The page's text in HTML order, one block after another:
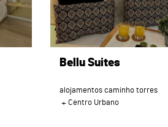
Bellu Suites
alojamentos caminho torres
Centro Urbano